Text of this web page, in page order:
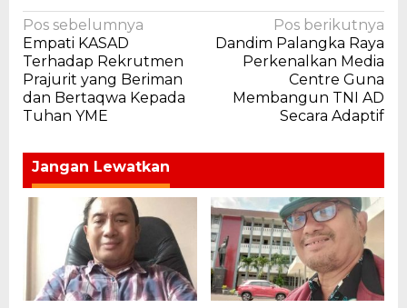
Navigasi
pos
Pos sebelumnya
Empati KASAD
Terhadap Rekrutmen
Prajurit yang Beriman
dan Bertaqwa Kepada
Tuhan YME
Pos berikutnya
Dandim Palangka Raya
Perkenalkan Media
Centre Guna
Membangun TNI AD
Secara Adaptif
Jangan Lewatkan